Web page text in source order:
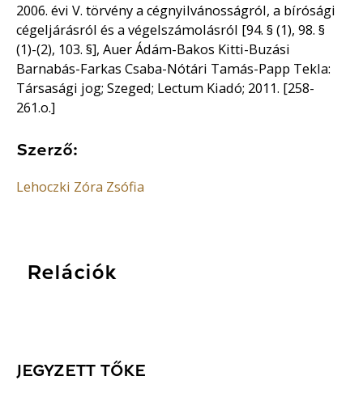
2006. évi V. törvény a cégnyilvánosságról, a bírósági
cégeljárásról és a végelszámolásról [94. § (1), 98. §
(1)-(2), 103. §], Auer Ádám-Bakos Kitti-Buzási
Barnabás-Farkas Csaba-Nótári Tamás-Papp Tekla:
Társasági jog; Szeged; Lectum Kiadó; 2011. [258-
261.o.]
Szerző:
Lehoczki Zóra Zsófia
Relációk
JEGYZETT TŐKE